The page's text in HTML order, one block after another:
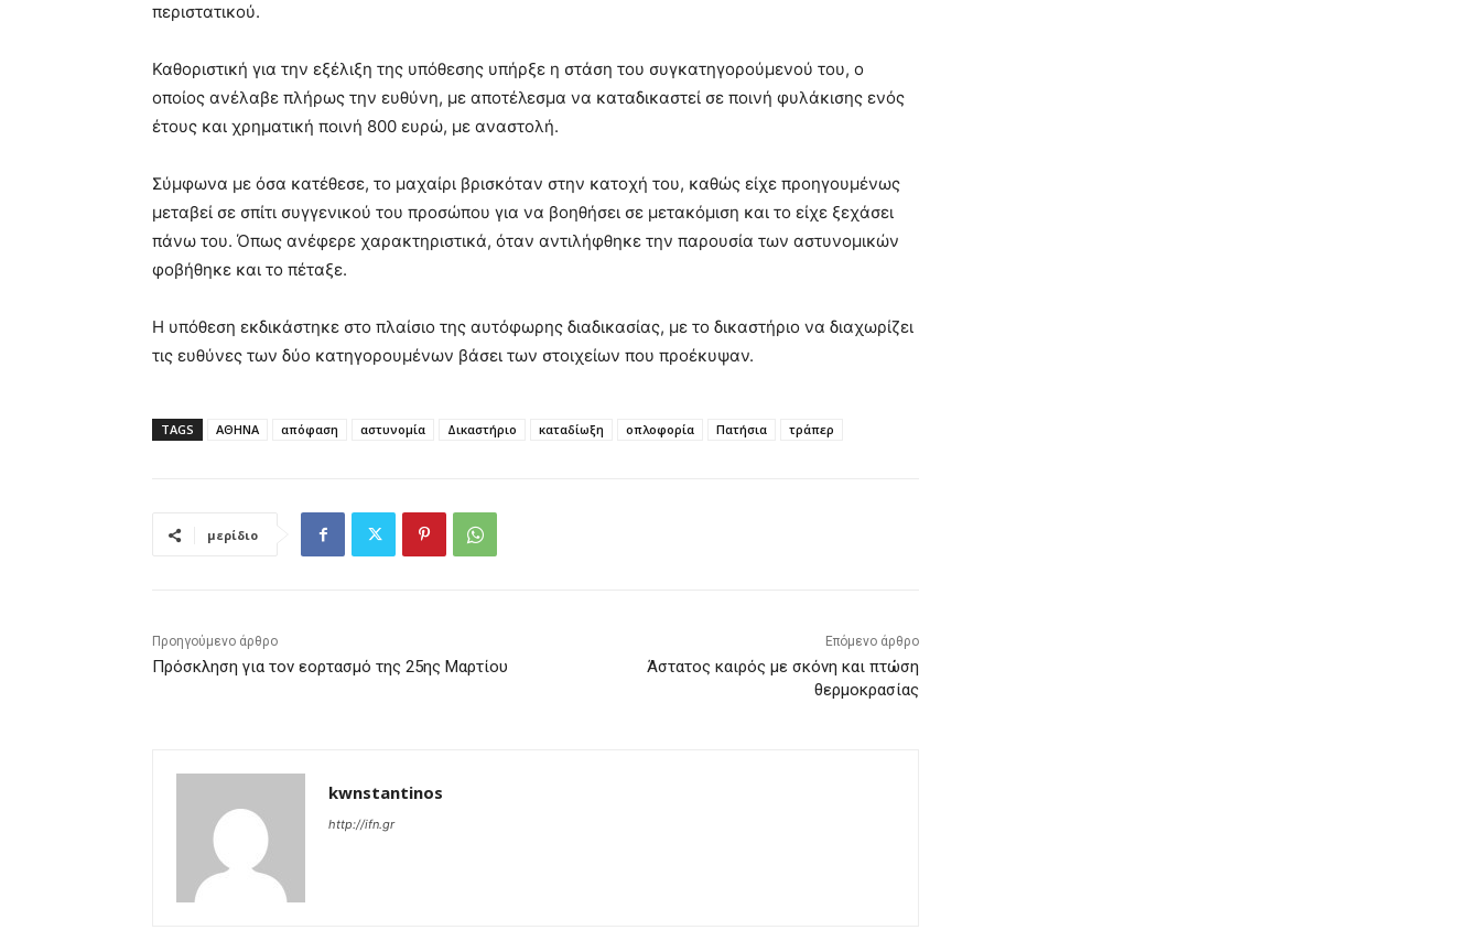
περιστατικού.
Καθοριστική για την εξέλιξη της υπόθεσης υπήρξε η στάση του συγκατηγορούμενού του, ο
οποίος ανέλαβε πλήρως την ευθύνη, με αποτέλεσμα να καταδικαστεί σε ποινή φυλάκισης ενός
έτους και χρηματική ποινή 800 ευρώ, με αναστολή.
Σύμφωνα με όσα κατέθεσε, το μαχαίρι βρισκόταν στην κατοχή του, καθώς είχε προηγουμένως
μεταβεί σε σπίτι συγγενικού του προσώπου για να βοηθήσει σε μετακόμιση και το είχε ξεχάσει
πάνω του. Όπως ανέφερε χαρακτηριστικά, όταν αντιλήφθηκε την παρουσία των αστυνομικών
φοβήθηκε και το πέταξε.
Η υπόθεση εκδικάστηκε στο πλαίσιο της αυτόφωρης διαδικασίας, με το δικαστήριο να διαχωρίζει
τις ευθύνες των δύο κατηγορουμένων βάσει των στοιχείων που προέκυψαν.
TAGS ΑΘΗΝΑ απόφαση αστυνομία Δικαστήριο καταδίωξη οπλοφορία Πατήσια τράπερ
μερίδιο
Προηγούμενο άρθρο
Πρόσκληση για τον εορτασμό της 25ης Μαρτίου
Επόμενο άρθρο
Άστατος καιρός με σκόνη και πτώση
θερμοκρασίας
kwnstantinos
http://ifn.gr